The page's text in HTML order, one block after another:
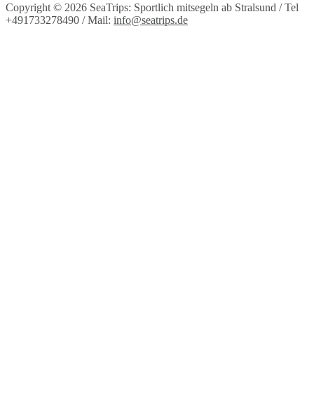
Copyright © 2026 SeaTrips: Sportlich mitsegeln ab Stralsund / Tel
+491733278490 / Mail: info@seatrips.de